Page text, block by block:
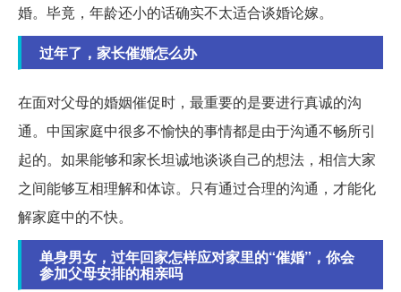
婚。毕竟，年龄还小的话确实不太适合谈婚论嫁。
过年了，家长催婚怎么办
在面对父母的婚姻催促时，最重要的是要进行真诚的沟
通。中国家庭中很多不愉快的事情都是由于沟通不畅所引
起的。如果能够和家长坦诚地谈谈自己的想法，相信大家
之间能够互相理解和体谅。只有通过合理的沟通，才能化
解家庭中的不快。
单身男女，过年回家怎样应对家里的“催婚”，你会
参加父母安排的相亲吗